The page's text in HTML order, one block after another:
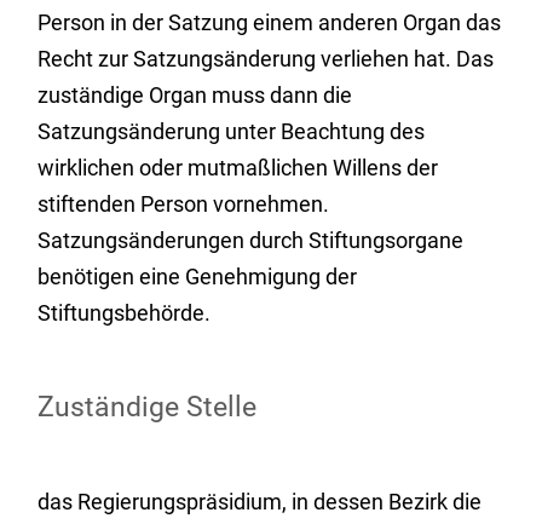
Person in der Satzung einem anderen Organ das
Recht zur Satzungsänderung verliehen hat. Das
zuständige Organ muss dann die
Satzungsänderung unter Beachtung des
wirklichen oder mutmaßlichen Willens der
stiftenden Person vornehmen.
Satzungsänderungen durch Stiftungsorgane
benötigen eine Genehmigung der
Stiftungsbehörde.
Zuständige Stelle
das Regierungspräsidium, in dessen Bezirk die